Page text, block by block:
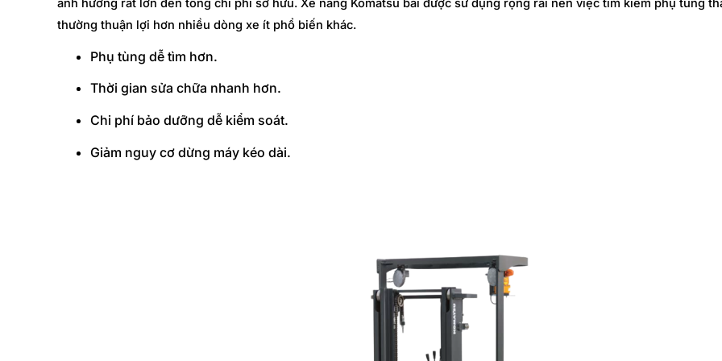
ảnh hưởng rất lớn đến tổng chi phí sở hữu. Xe nâng Komatsu bãi được sử dụng rộng rãi nên việc tìm kiếm phụ tùng
thường thuận lợi hơn nhiều dòng xe ít phổ biến khác.
Phụ tùng dễ tìm hơn.
Thời gian sửa chữa nhanh hơn.
Chi phí bảo dưỡng dễ kiểm soát.
Giảm nguy cơ dừng máy kéo dài.